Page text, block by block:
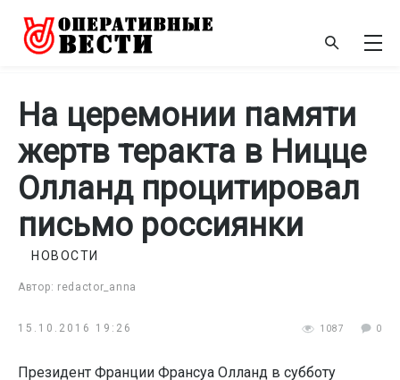
На церемонии памяти
жертв теракта в Ницце
Олланд процитировал
письмо россиянки
Автор: redactor_anna
НОВОСТИ
15.10.2016 19:26 1087 0
Президент Франции Франсуа Олланд в субботу